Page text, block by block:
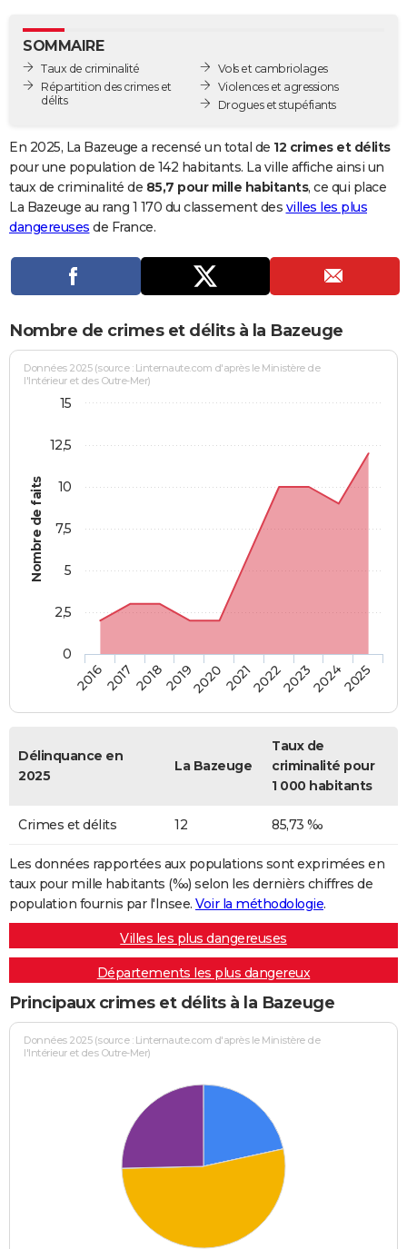
GUIDES D'ACHAT
BONS PLANS
Carte de Noël
Carte Bonne année
Carte Saint-Valentin
Carte Pâques
Carte d'anniversaire
DICTIONNAIRE
Dictionnaire
Biographies
Citations
Expressions
Proverbes
PROGRAMME TV
Se connecter
Entreprises
Service militaire
Avis de recherche
AVIS DE DÉCÈS
Bricolage
Lifestyle
Culture
Sport
Auto
Television
Voyage
Cinema
SOMMAIRE
Taux de criminalité
Répartition des crimes et
délits
Vols et cambriolages
Violences et agressions
Drogues et stupéfiants
En 2025, La Bazeuge a recensé un total de 12 crimes et délits
pour une population de 142 habitants. La ville affiche ainsi un
taux de criminalité de 85,7 pour mille habitants, ce qui place
La Bazeuge au rang 1 170 du classement des villes les plus
dangereuses de France.
Nombre de crimes et délits à la Bazeuge
Nombre de faits
Données 2025 (source : Linternaute.com d'après le Ministère de
l'Intérieur et des Outre-Mer)
2016201720182019202020212022202320242025
0
2,5
5
7,5
10
12,5
15
Délinquance en
2025
La Bazeuge
Taux de
criminalité pour
1 000 habitants
Crimes et délits 12 85,73 ‰
Les données rapportées aux populations sont exprimées en
taux pour mille habitants (‰) selon les dernièrs chiffres de
population fournis par l'Insee. Voir la méthodologie.
Villes les plus dangereuses
Départements les plus dangereux
Principaux crimes et délits à la Bazeuge
Données 2025 (source : Linternaute.com d'après le Ministère de
l'Intérieur et des Outre-Mer)